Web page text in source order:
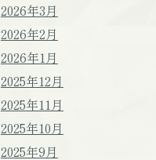
2026年3月
2026年2月
2026年1月
2025年12月
2025年11月
2025年10月
2025年9月